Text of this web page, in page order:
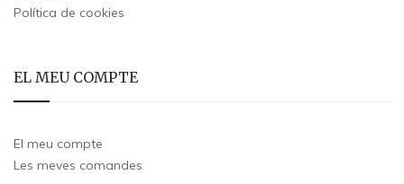
Política de cookies
EL MEU COMPTE
El meu compte
Les meves comandes